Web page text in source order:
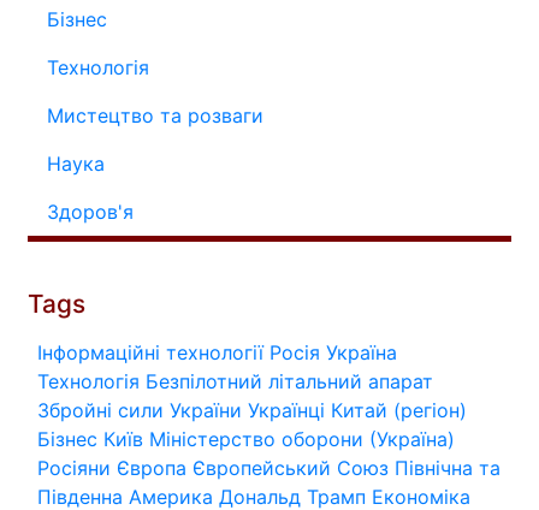
Бізнес
Технологія
Мистецтво та розваги
Наука
Здоров'я
Tags
Інформаційні технології Росія Україна
Технологія Безпілотний літальний апарат
Збройні сили України Українці Китай (регіон)
Бізнес Київ Міністерство оборони (Україна)
Росіяни Європа Європейський Союз Північна та
Південна Америка Дональд Трамп Економіка